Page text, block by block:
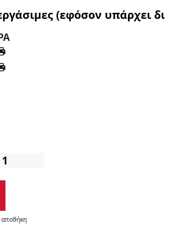
αποθήκη